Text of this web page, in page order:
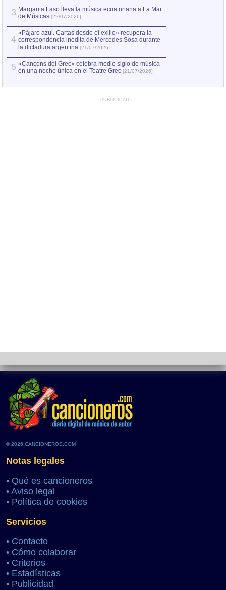
3 Margarita Laso lleva la música ecuatoriana a La Mar
de Músicas [22/07/2026]
4
«Pájaro azul. Cartas desde el exilio» recupera la
correspondencia inédita de Mercedes Sosa durante
la dictadura argentina [21/07/2026]
5 «Cançons del Grec» celebra medio siglo de música
en una noche única en el Teatre Grec [21/07/2026]
PUBLICIDAD
© 2026 CANCIONEROS.COM
Notas legales
• Qué es cancioneros
• Aviso legal
• Política de cookies
Servicios
• Contacto
• Cómo colaborar
• Criterios
• Estadísticas
• Publicidad